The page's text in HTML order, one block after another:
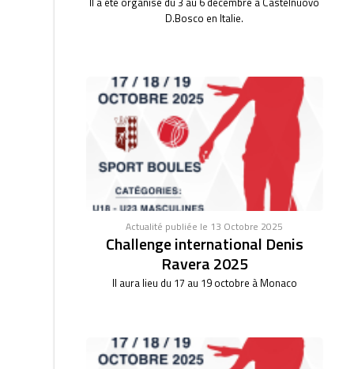
D.Bosco en Italie.
Actualité publiée le 13 Octobre 2025
Challenge international Denis
Ravera 2025
Il aura lieu du 17 au 19 octobre à Monaco